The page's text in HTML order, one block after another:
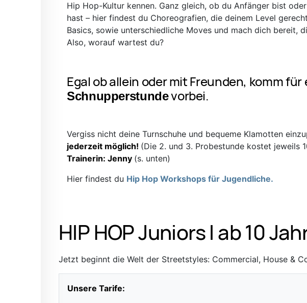
Hip Hop-Kultur kennen. Ganz gleich, ob du Anfänger bist
hast – hier findest du Choreografien, die deinem Level
Basics, sowie unterschiedliche Moves und mach dich bereit,
Also, worauf wartest du?
Egal ob allein oder mit Freunden, komm für
Schnupperstundevorbei.
Vergiss nicht deine Turnschuhe und bequeme Klamotten
jederzeit möglich! (Die 2. und 3. Probestunde kostet jeweils
Trainerin: Jenny (s. unten)
Hier findest du Hip Hop Workshops für Jugendliche.
HIP HOP Juniors I ab 10
Jetzt beginnt die Welt der Streetstyles: Commercial, House &
Unsere Tarife: